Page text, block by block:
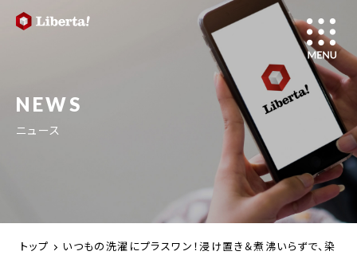
NEWS
ニュース
トップ いつもの洗濯にプラスワン！浸け置き＆煮沸いらずで、染